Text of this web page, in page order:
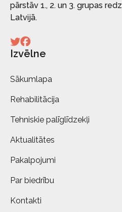
pārstāv 1., 2. un 3. grupas
Latvijā.
Izvēlne
Sākumlapa
Rehabilitācija
Tehniskie palīglīdzekļi
Aktualitātes
Pakalpojumi
Par biedrību
Kontakti